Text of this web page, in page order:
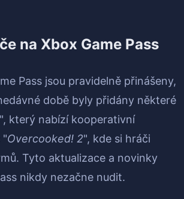
na Xbox Game Pass
Pass jsou pravidelně přinášeny,
době byly přidány některé
", který nabízí kooperativní
"Overcooked! 2", kde si hráči
Tyto aktualizace a novinky
nikdy nezačne nudit.